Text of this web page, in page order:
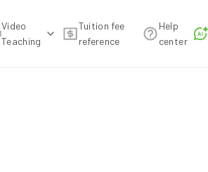
Video
Teaching
Tuition fee
reference
Help
center
O Tuition recommendation